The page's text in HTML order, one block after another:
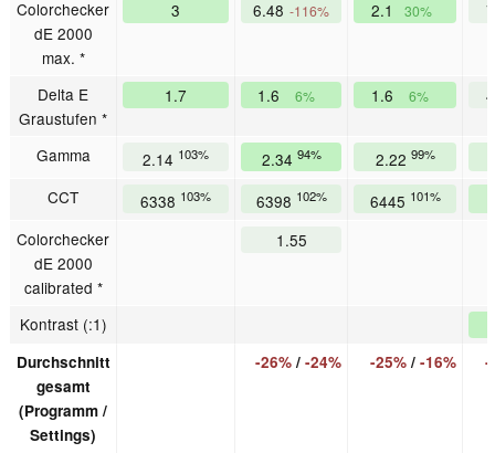
Colorchecker
dE 2000
max. *
3 6.48 -116% 2.1 30%
Delta E
Graustufen *
1.7 1.6 6% 1.6 6%
Gamma 2.14 103% 2.34 94% 2.22 99%
CCT
6338 103% 6398 102% 6445 101%
Colorchecker
dE 2000
calibrated *
1.55
Kontrast (:1)
Durchschnitt
gesamt
(Programm /
Settings)
-26%/ -24% -25%/ -16% -